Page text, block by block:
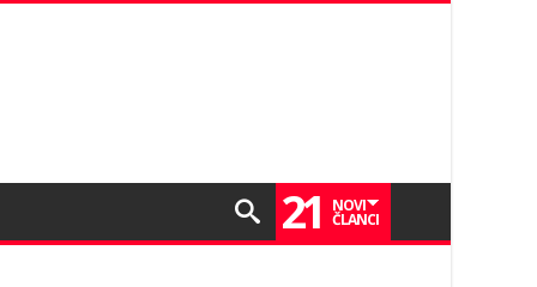
21 NOVI
ČLANCI